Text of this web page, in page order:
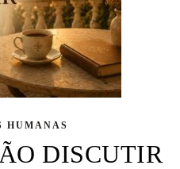
HUMANAS
DISCUTIR